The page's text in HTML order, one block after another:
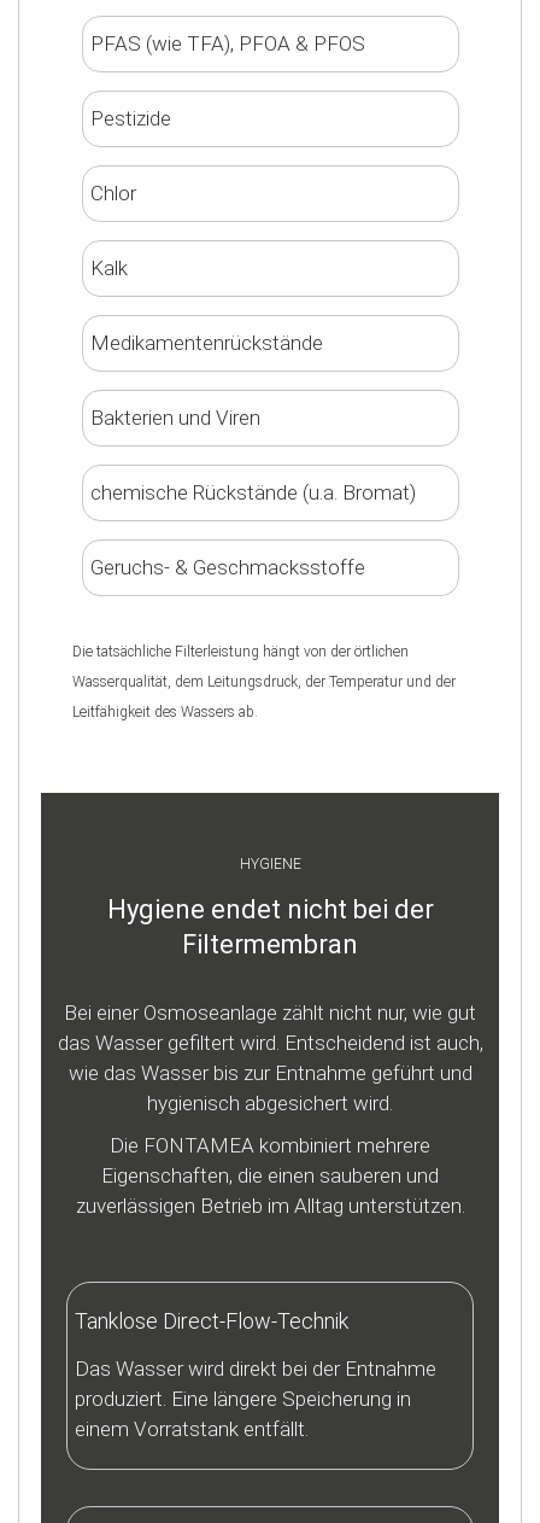
PFAS (wie TFA), PFOA & PFOS
Pestizide
Chlor
Kalk
Medikamentenrückstände
Bakterien und Viren
chemische Rückstände (u.a. Bromat)
Geruchs- & Geschmacksstoffe
Die tatsächliche Filterleistung hängt von der örtlichen
Wasserqualität, dem Leitungsdruck, der Temperatur und der
Leitfähigkeit des Wassers ab.
HYGIENE
Hygiene endet nicht bei der
Filtermembran
Bei einer Osmoseanlage zählt nicht nur, wie gut
das Wasser gefiltert wird. Entscheidend ist auch,
wie das Wasser bis zur Entnahme geführt und
hygienisch abgesichert wird.
Die FONTAMEA kombiniert mehrere
Eigenschaften, die einen sauberen und
zuverlässigen Betrieb im Alltag unterstützen.
Tanklose Direct-Flow-Technik
Das Wasser wird direkt bei der Entnahme
produziert. Eine längere Speicherung in
einem Vorratstank entfällt.